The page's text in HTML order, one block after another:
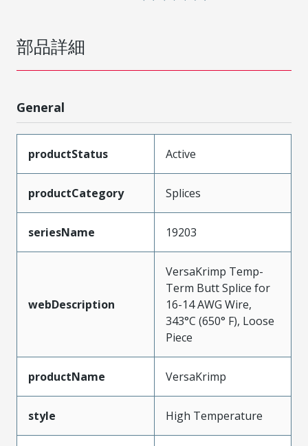
部品詳細
General
productStatus Active
productCategory Splices
seriesName 19203
webDescription
VersaKrimp Temp-
Term Butt Splice for
16-14 AWG Wire,
343°C (650° F), Loose
Piece
productName VersaKrimp
style High Temperature